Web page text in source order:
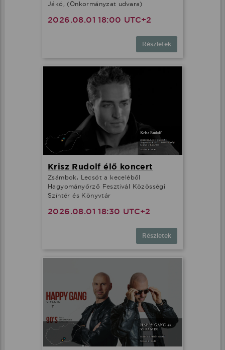
Jákó, (Önkormányzat udvara)
2026.08.01 18:00 UTC+2
Részletek
Krisz Rudolf élő koncert
Zsámbok, Lecsót a keceléből
Hagyományőrző Fesztivál Közösségi
Színtér és Könyvtár
2026.08.01 18:30 UTC+2
Részletek